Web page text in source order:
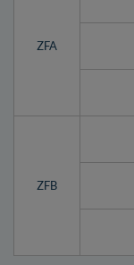
ZFA
ZFB